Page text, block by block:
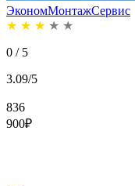
ЭкономМонтажСервис
★ ★ ★ ★ ★
0 / 5
3.09/5
836
900₽